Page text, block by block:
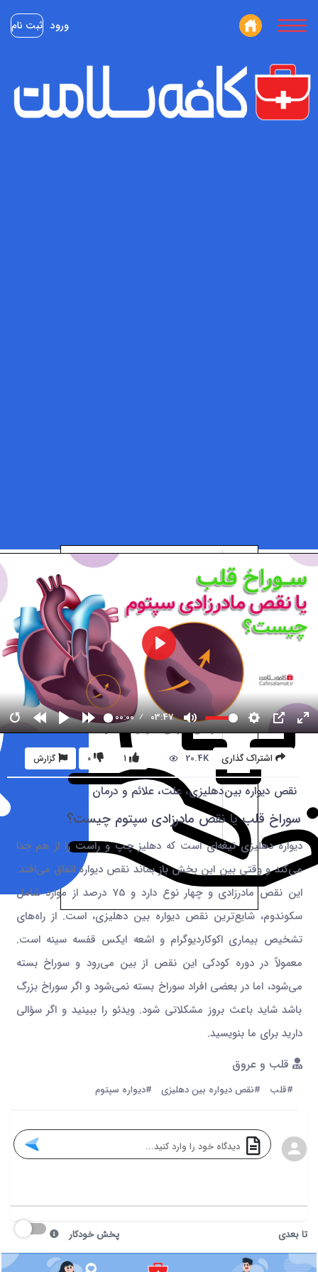
ورود ثبت نام
00:00 03:47
اشتراک گذاری 20.4K گزارش 0 1
نقص دیواره بین‌دهلیزی، علت، علائم و درمان
سوراخ قلب یا نقص مادرزادی سپتوم چیست؟
دیواره دهلیزی تیغه‌ای است که دهلیز چپ و راست را از هم جدا
می‌کند و وقتی بین این بخش باز بماند نقص دیواره اتفاق می‌افتد.
این نقص مادرزادی و چهار نوع دارد و 75 درصد از موارد شامل
سکوندوم، شایع‌ترین نقص دیواره بین دهلیزی، است. از راه‌های
تشخیص بیماری اکوکاردیوگرام و اشعه ایکس قفسه سینه است.
معمولاً در دوره کودکی این نقص از بین می‌رود و سوراخ بسته
می‌شود، اما در بعضی افراد سوراخ بسته نمی‌شود و اگر سوراخ بزرگ
باشد شاید باعث بروز مشکلاتی شود. ویدئو را ببینید و اگر سؤالی
دارید برای ما بنویسید.
قلب و عروق
#قلب #نقص دیواره بین دهلیزی #دیواره سپتوم
تا بعدی پخش خودکار